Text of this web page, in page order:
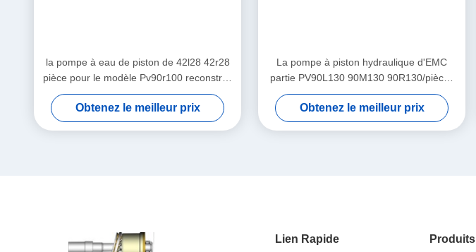
la pompe à eau de piston de 42l28 42r28
pièce pour le modèle Pv90r100 reconstruit
par pompe de choc
Obtenez le meilleur prix
La pompe à piston hydraulique d'EMC
partie PV90L130 90M130 90R130/pièces
pompe d'excavatrice
Obtenez le meilleur prix
Lien Rapide Produits